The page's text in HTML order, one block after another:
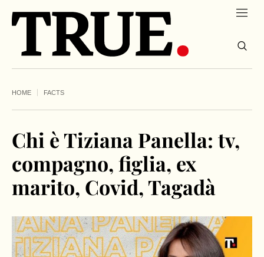
HOME FACTS
Chi è Tiziana Panella: tv,
compagno, figlia, ex
marito, Covid, Tagadà